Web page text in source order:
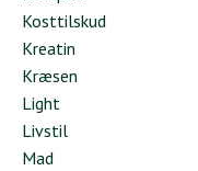
Kosttilskud
Kreatin
Kræsen
Light
Livstil
Mad